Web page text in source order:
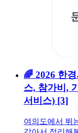
🌈 2026 한
스, 참가비,
서비스) [3]
여의도에서 뛰